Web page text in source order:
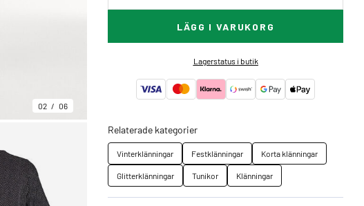
02 06
LÄGG I VARUKORG
Lagerstatus i butik
Relaterade kategorier
Vinterklänningar Festklänningar
Korta klänningar
Glitterklänningar
Tunikor Klänningar